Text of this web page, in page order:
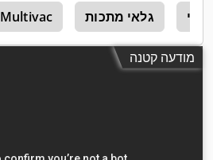
Multivac גלאי מתכות
מודעה קטנה